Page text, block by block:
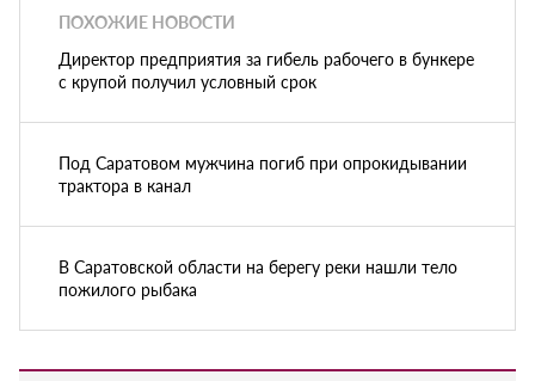
ПОХОЖИЕ НОВОСТИ
Директор предприятия за гибель рабочего в бункере
с крупой получил условный срок
Под Саратовом мужчина погиб при опрокидывании
трактора в канал
В Саратовской области на берегу реки нашли тело
пожилого рыбака